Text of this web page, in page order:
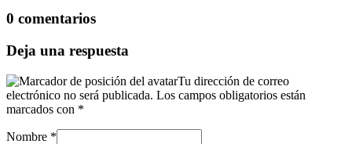
0 comentarios
Deja una respuesta
Tu dirección de correo
electrónico no será publicada. Los campos obligatorios están
marcados con *
Nombre *